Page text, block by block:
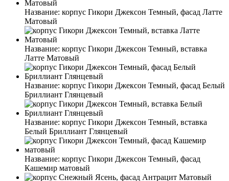
Название: корпус Гикори Джексон Темный, фасад Латте
Матовый
Название: корпус Гикори Джексон Темный, вставка
Латте Матовый
Название: корпус Гикори Джексон Темный, фасад Белый
Бриллиант Глянцевый
Название: корпус Гикори Джексон Темный, вставка
Белый Бриллиант Глянцевый
Название: корпус Гикори Джексон Темный, фасад
Кашемир матовый